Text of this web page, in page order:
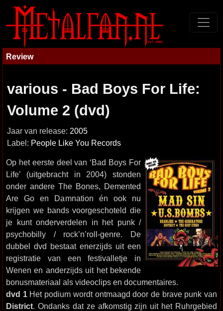
Review
various - Bad Boys For Life:
Volume 2 (dvd)
Jaar van release: 2005
Label: People Like You Records
Op het eerste deel van ‘Bad Boys For
Life’ (uitgebracht in 2004) stonden
onder andere The Bones, Demented
Are Go en Damnation én ook nu
krijgen we bands voorgeschoteld die
je kunt onderverdelen in het punk /
psychobilly / rock’n’roll-genre. De
dubbel dvd bestaat enerzijds uit een
registratie van een festivalletje in
Wenen en anderzijds uit het bekende
bonusmateriaal als videoclips en documentaires.
dvd 1Het podium wordt ontmaagd door de brave punk van
District. Ondanks dat ze afkomstig zijn uit het Ruhrgebied